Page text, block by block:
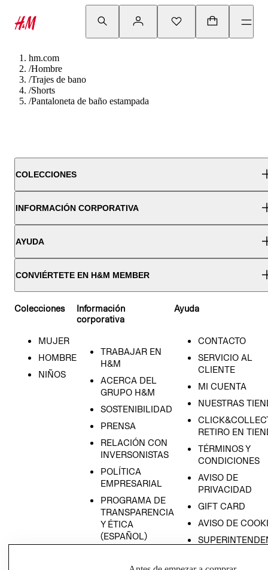
hm.com
/Hombre
/Trajes de bano
/Shorts
/Pantaloneta de baño estampada
COLECCIONES
INFORMACIÓN CORPORATIVA
AYUDA
CONVIÉRTETE EN H&M MEMBER
Colecciones
MUJER
HOMBRE
NIÑOS
Información
corporativa
TRABAJAR EN
H&M
ACERCA DEL
GRUPO H&M
SOSTENIBILIDAD
PRENSA
RELACIÓN CON
INVERSONISTAS
POLÍTICA
EMPRESARIAL
PROGRAMA DE
TRANSPARENCIA
Y ÉTICA
(ESPAÑOL)
TRANSPARENCIA
Ayuda
CONTACTO
SERVICIO AL
CLIENTE
MI CUENTA
NUESTRAS
RETIRO EN
TÉRMINOS Y
CONDICIONES
AVISO DE
PRIVACIDAD
GIFT CARD
AVISO DE